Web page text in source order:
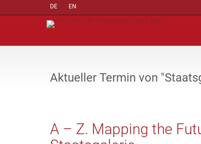
DE EN
Aktueller Termin von
A – Z. Mapping the